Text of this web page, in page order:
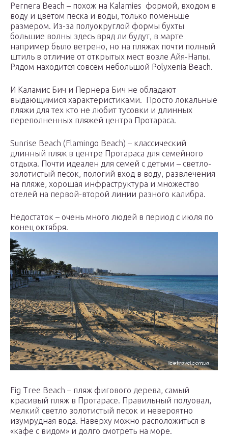
Pernera Beach – похож на Kalamies формой, входом в
воду и цветом песка и воды, только поменьше
размером. Из-за полуокруглой формы бухты
большие волны здесь вряд ли будут, в марте
например было ветрено, но на пляжах почти полный
штиль в отличие от открытых мест возле Айя-Напы.
Рядом находится совсем небольшой Polyxenia Beach.
И Каламис Бич и Пернера Бич не обладают
выдающимися характеристиками. Просто локальные
пляжи для тех кто не любит тусовки и длинных
переполненных пляжей центра Протараса.
Sunrise Beach (Flamingo Beach) – классический
длинный пляж в центре Протараса для семейного
отдыха. Почти идеален для семей с детьми – светло-
золотистый песок, пологий вход в воду, развлечения
на пляже, хорошая инфраструктура и множество
отелей на первой-второй линии разного калибра.
Недостаток – очень много людей в период с июля по
конец октября.
Fig Tree Beach – пляж фигового дерева, самый
красивый пляж в Протарасе. Правильный полуовал,
мелкий светло золотистый песок и невероятно
изумрудная вода. Наверху можно расположиться в
«кафе с видом» и долго смотреть на море.